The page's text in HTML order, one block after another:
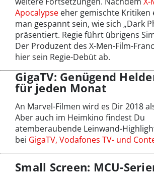
Apocalypse eher gemischte
man gespannt sein, wie sich „Dark
präsentiert. Regie führt übrigens
Der Produzent des X-Men-Film-
hier sein Regie-Debüt ab.
GigaTV: Genügend
für jeden Monat
An Marvel-Filmen wird es Dir 2018
Aber auch im Heimkino findest Du
atemberaubende Leinwand-
bei GigaTV, Vodafones TV- und
Small Screen: MCU-